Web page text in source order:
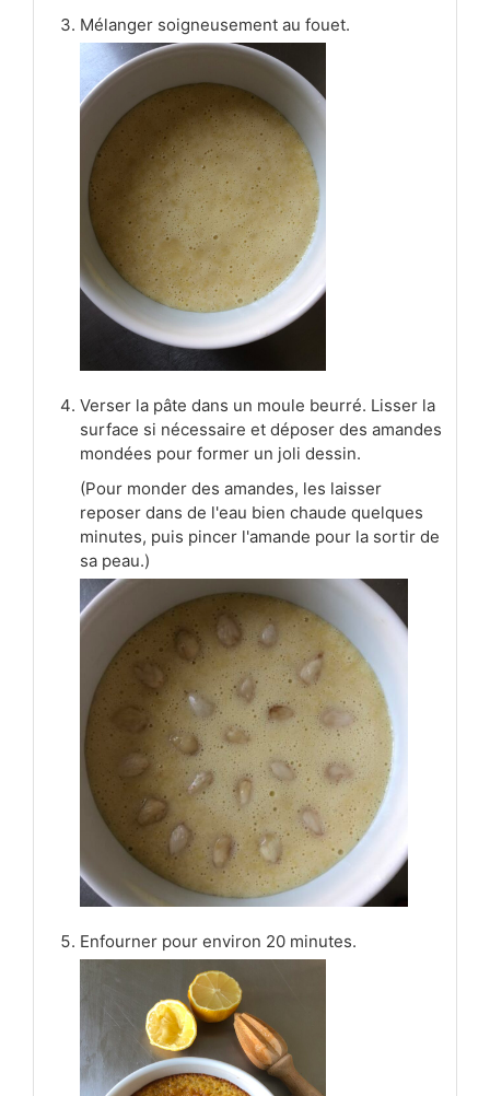
Mélanger soigneusement au fouet.
Verser la pâte dans un moule beurré. Lisser la
surface si nécessaire et déposer des amandes
mondées pour former un joli dessin.
(Pour monder des amandes, les laisser
reposer dans de l'eau bien chaude quelques
minutes, puis pincer l'amande pour la sortir de
sa peau.)
Enfourner pour environ 20 minutes.